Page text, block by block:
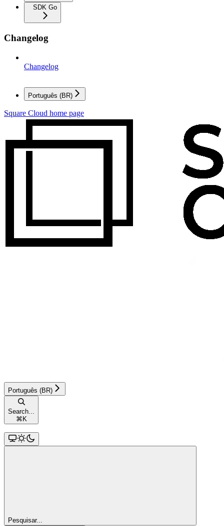
SDK Go
Changelog
Changelog
Português (BR)
Square Cloud home page
Português (BR)
Search...
⌘ K
Pesquisar...